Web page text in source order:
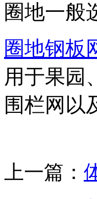
圈地一般
圈地钢板
用于果园
围栏网以
上一篇：